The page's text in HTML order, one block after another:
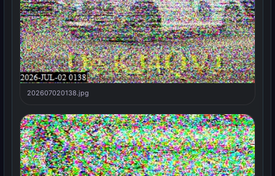
202607020138.jpg